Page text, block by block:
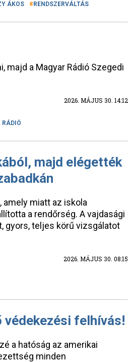
ÁKOS RENDSZERVÁLTÁS
majd a Magyar Rádió Szegedi
2026. MÁJUS 30. 14:12
RÁDIÓ
majd elégették
amely miatt az iskola
a rendőrség. A vajdasági
gyors, teljes körű vizsgálatot
2026. MÁJUS 30. 08:15
felhívás!
a hatóság az amerikai
minden